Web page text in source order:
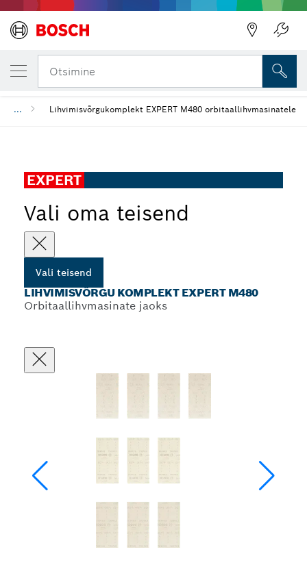
Otsimine
... Lihvimisvõrgukomplekt EXPERT M480 orbitaallihvmasinatele
EXPERT
Vali oma teisend
Vali teisend
LIHVIMISVÕRGU KOMPLEKT EXPERT M480
Orbitaallihvmasinate jaoks
SINU VALITUD TEISEND
Lihvimisvõrgu komplekt EXPERT M480